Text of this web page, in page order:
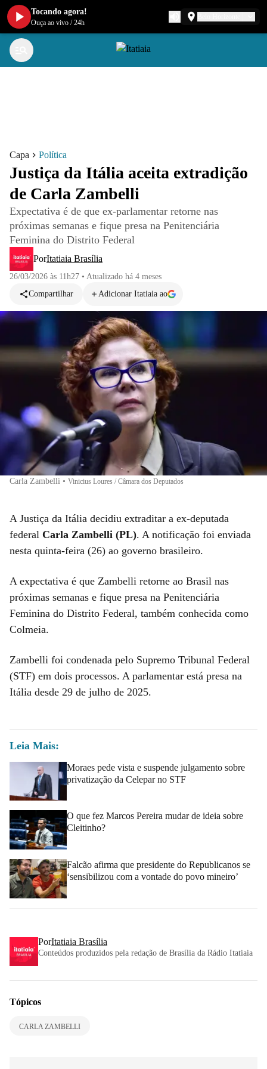
Capa Política
Justiça da Itália aceita extradição
de Carla Zambelli
Expectativa é de que ex-parlamentar retorne nas
próximas semanas e fique presa na Penitenciária
Feminina do Distrito Federal
PorItatiaia Brasília
26/03/2026 às 11h27 • Atualizado há 4 meses
Compartilhar
Adicionar Itatiaia ao
Carla Zambelli • Vinicius Loures / Câmara dos Deputados
A Justiça da Itália decidiu extraditar a ex-deputada
federal Carla Zambelli (PL). A notificação foi enviada
nesta quinta-feira (26) ao governo brasileiro.
A expectativa é que Zambelli retorne ao Brasil nas
próximas semanas e fique presa na Penitenciária
Feminina do Distrito Federal, também conhecida como
Colmeia.
Zambelli foi condenada pelo Supremo Tribunal Federal
(STF) em dois processos. A parlamentar está presa na
Itália desde 29 de julho de 2025.
Leia Mais:
Moraes pede vista e suspende julgamento sobre
privatização da Celepar no STF
O que fez Marcos Pereira mudar de ideia sobre
Cleitinho?
Falcão afirma que presidente do Republicanos se
‘sensibilizou com a vontade do povo mineiro’
PorItatiaia Brasília
Conteúdos produzidos pela redação de Brasília da Rádio Itatiaia
Tópicos
CARLA ZAMBELLI
Tocando agora!
Ouça ao vivo /24h